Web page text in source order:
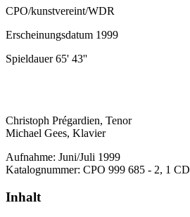
CPO/kunstvereint/WDR
Erscheinungsdatum 1999
Spieldauer 65' 43''
Christoph Prégardien, Tenor
Michael Gees, Klavier
Aufnahme: Juni/Juli 1999
Katalognummer: CPO 999 685 - 2, 1 CD
Inhalt